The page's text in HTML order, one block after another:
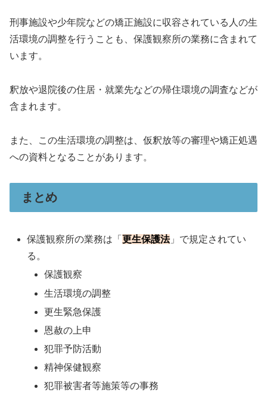
刑事施設や少年院などの矯正施設に収容されている人の生
活環境の調整を行うことも、保護観察所の業務に含まれて
います。
釈放や退院後の住居・就業先などの帰住環境の調査などが
含まれます。
また、この生活環境の調整は、仮釈放等の審理や矯正処遇
への資料となることがあります。
まとめ
保護観察所の業務は「更生保護法」で規定されてい
る。
保護観察
生活環境の調整
更生緊急保護
恩赦の上申
犯罪予防活動
精神保健観察
犯罪被害者等施策等の事務